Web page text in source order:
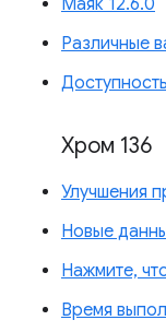
Маяк 12.6.0
Различные
Доступность
Хром 136
Улучшения
Новые
Нажмите,
Время